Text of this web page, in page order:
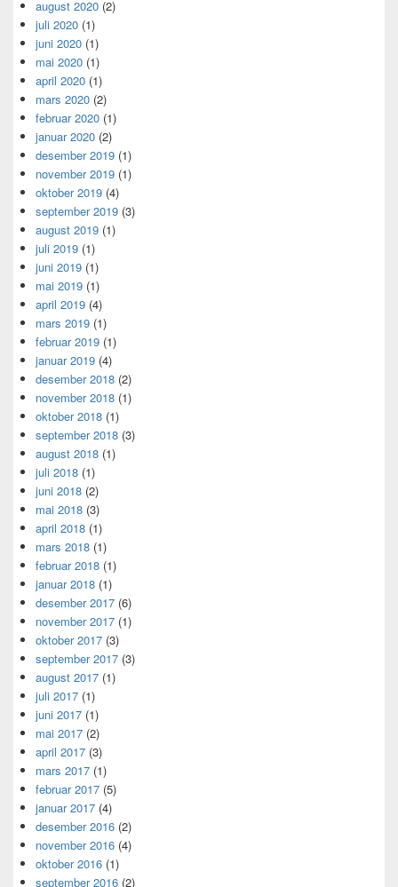
august 2020 (2)
juli 2020 (1)
juni 2020 (1)
mai 2020 (1)
april 2020 (1)
mars 2020 (2)
februar 2020 (1)
januar 2020 (2)
desember 2019 (1)
november 2019 (1)
oktober 2019 (4)
september 2019 (3)
august 2019 (1)
juli 2019 (1)
juni 2019 (1)
mai 2019 (1)
april 2019 (4)
mars 2019 (1)
februar 2019 (1)
januar 2019 (4)
desember 2018 (2)
november 2018 (1)
oktober 2018 (1)
september 2018 (3)
august 2018 (1)
juli 2018 (1)
juni 2018 (2)
mai 2018 (3)
april 2018 (1)
mars 2018 (1)
februar 2018 (1)
januar 2018 (1)
desember 2017 (6)
november 2017 (1)
oktober 2017 (3)
september 2017 (3)
august 2017 (1)
juli 2017 (1)
juni 2017 (1)
mai 2017 (2)
april 2017 (3)
mars 2017 (1)
februar 2017 (5)
januar 2017 (4)
desember 2016 (2)
november 2016 (4)
oktober 2016 (1)
september 2016 (2)